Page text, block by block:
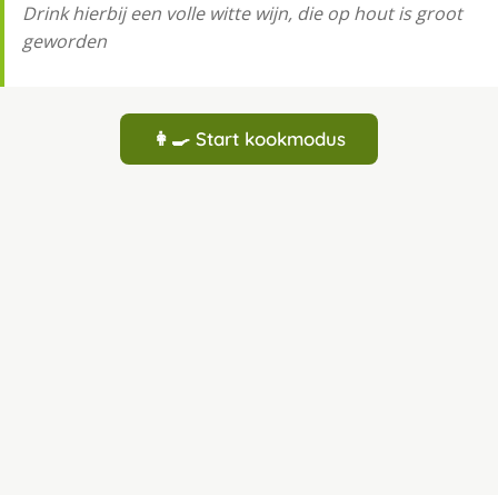
Drink hierbij een volle witte wijn, die op hout is groot
geworden
👩‍🍳 Start kookmodus